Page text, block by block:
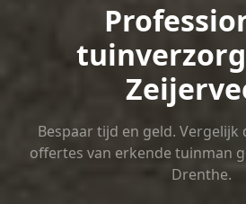
Bespaar tijd en geld. Vergelijk
offertes van erkende tuinman
Drenthe.